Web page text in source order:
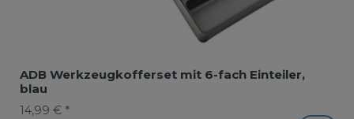
ADB Werkzeugkofferset mit 6-fach Einteiler,
blau
14,99 € *